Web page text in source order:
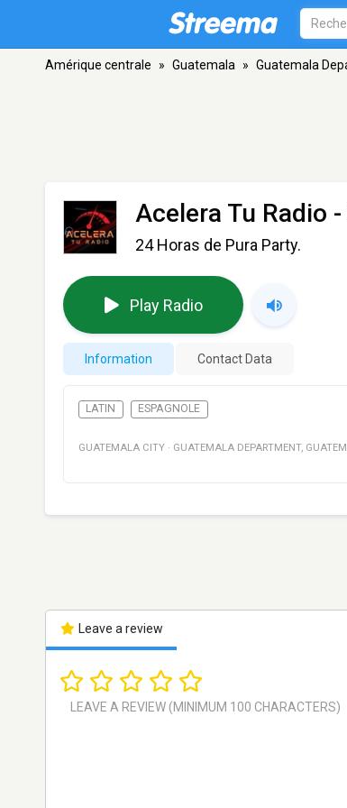
Amérique centrale » Guatemala » Guatemala
Acelera Tu Radio
24 Horas de Pura Party.
Play Radio
Information Contact Data
LATIN ESPAGNOLE
GUATEMALA CITY · GUATEMALA DEPARTMENT,
Leave a review